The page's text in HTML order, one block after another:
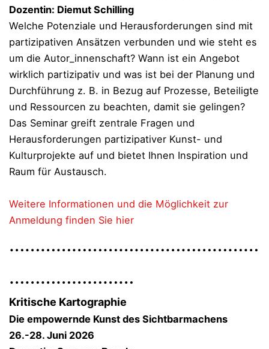
Dozentin: Diemut Schilling
Welche Potenziale und Herausforderungen sind mit
partizipativen Ansätzen verbunden und wie steht es
um die Autor_innenschaft? Wann ist ein Angebot
wirklich partizipativ und was ist bei der Planung und
Durchführung z. B. in Bezug auf Prozesse, Beteiligte
und Ressourcen zu beachten, damit sie gelingen?
Das Seminar greift zentrale Fragen und
Herausforderungen partizipativer Kunst- und
Kulturprojekte auf und bietet Ihnen Inspiration und
Raum für Austausch.
Weitere Informationen und die Möglichkeit zur
Anmeldung finden Sie hier
…………………………………………
……………………
Kritische Kartographie
Die empowernde Kunst des Sichtbarmachens
26.-28. Juni 2026